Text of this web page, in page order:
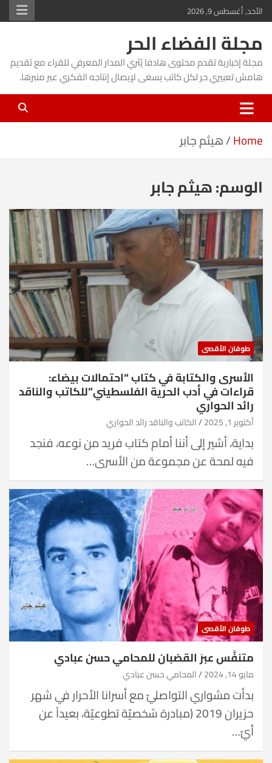
Skip
to
content
الأحد, أغسطس 9, 2026
مجلة الفضاء الحر
مجلة إخبارية تقدم محتوى هادفا يُثري المدار المعرفي للقراء مع تقديم
هامش تعبيري حر لكل كاتب يسعى لإيصال إنتاجه الفكري عبر منبرها.
Home هيثم جابر
الوسم:هيثم جابر
طوفان الأقصى
الأسرى والكتابة في كتاب “احتمالات بيضاء:
قراءات في أدب الحرية الفلسطيني”للكاتب والناقد
رائد الحواري
أكتوبر 1, 2025 الكاتب والناقد رائد الحواري
بداية، أشير إلى أننا أمام كتاب فريد من نوعه، فنجد
فيه لمحة عن مجموعة من الأسرى…
طوفان الأقصى
متنفَّس عبرَ القضبان للمحامي حسن عبادي
مايو 14, 2024 المحامي حسن عبادي
بدأت مشواري التواصليّ مع أسرانا الأحرار في شهر
حزيران 2019 (مبادرة شخصيّة تطوعيّة، بعيداً عن
أيّ…